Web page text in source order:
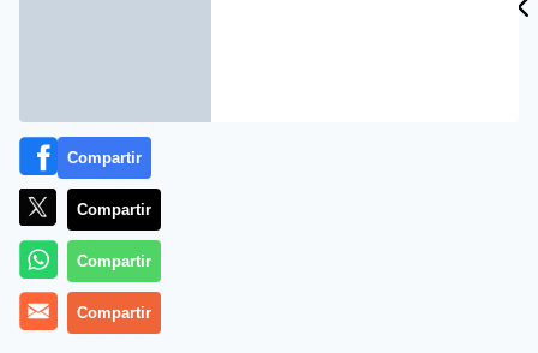
Compartir
Compartir
Compartir
Compartir